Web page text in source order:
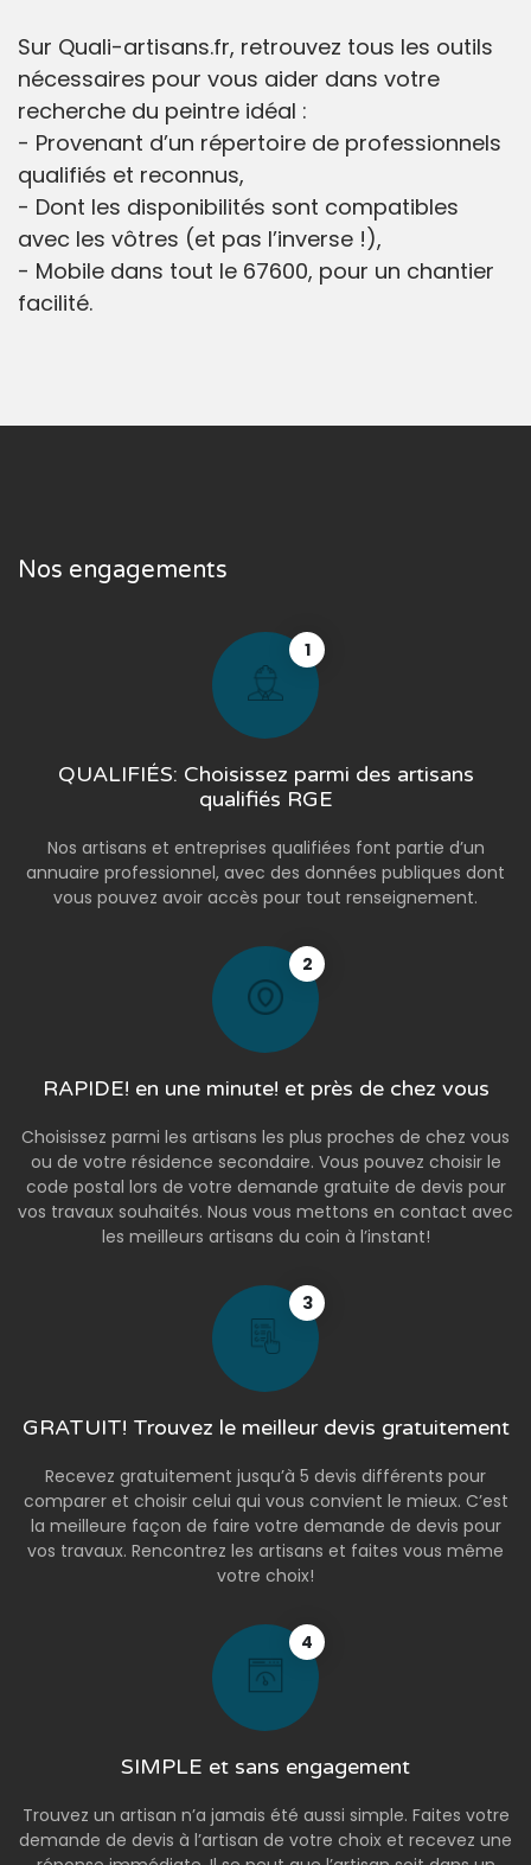
Sur Quali-artisans.fr, retrouvez tous les outils
nécessaires pour vous aider dans votre
recherche du peintre idéal :
- Provenant d’un répertoire de professionnels
qualifiés et reconnus,
- Dont les disponibilités sont compatibles
avec les vôtres (et pas l’inverse !),
- Mobile dans tout le 67600, pour un chantier
facilité.
Nos engagements
1
QUALIFIÉS: Choisissez parmi des artisans
qualifiés RGE
Nos artisans et entreprises qualifiées font partie d’un
annuaire professionnel, avec des données publiques dont
vous pouvez avoir accès pour tout renseignement.
2
RAPIDE! en une minute! et près de chez vous
Choisissez parmi les artisans les plus proches de chez vous
ou de votre résidence secondaire. Vous pouvez choisir le
code postal lors de votre demande gratuite de devis pour
vos travaux souhaités. Nous vous mettons en contact avec
les meilleurs artisans du coin à l’instant!
3
GRATUIT! Trouvez le meilleur devis gratuitement
Recevez gratuitement jusqu’à 5 devis différents pour
comparer et choisir celui qui vous convient le mieux. C’est
la meilleure façon de faire votre demande de devis pour
vos travaux. Rencontrez les artisans et faites vous même
votre choix!
4
SIMPLE et sans engagement
Trouvez un artisan n’a jamais été aussi simple. Faites votre
demande de devis à l’artisan de votre choix et recevez une